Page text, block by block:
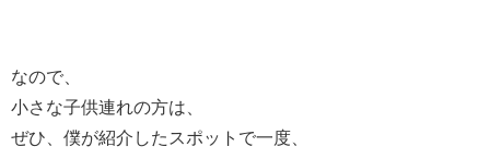
なので、
小さな子供連れの方は、
ぜひ、僕が紹介したスポットで一度、